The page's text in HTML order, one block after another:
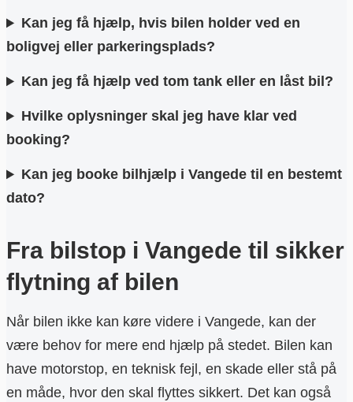
Kan jeg få hjælp, hvis bilen holder ved en
boligvej eller parkeringsplads?
Kan jeg få hjælp ved tom tank eller en låst bil?
Hvilke oplysninger skal jeg have klar ved
booking?
Kan jeg booke bilhjælp i Vangede til en bestemt
dato?
Fra bilstop i Vangede til sikker
flytning af bilen
Når bilen ikke kan køre videre i Vangede, kan der
være behov for mere end hjælp på stedet. Bilen kan
have motorstop, en teknisk fejl, en skade eller stå på
en måde, hvor den skal flyttes sikkert. Det kan også